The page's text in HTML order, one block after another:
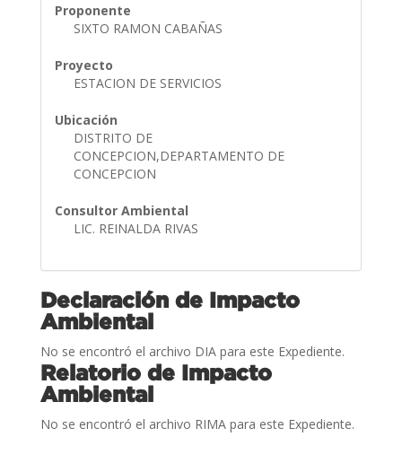
Proponente
SIXTO RAMON CABAÑAS
Proyecto
ESTACION DE SERVICIOS
Ubicación
DISTRITO DE
CONCEPCION,DEPARTAMENTO DE
CONCEPCION
Consultor Ambiental
LIC. REINALDA RIVAS
Declaración de Impacto
Ambiental
No se encontró el archivo DIA para este Expediente.
Relatorio de Impacto
Ambiental
No se encontró el archivo RIMA para este Expediente.